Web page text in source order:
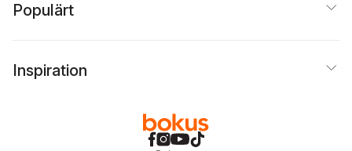
Populärt
Inspiration